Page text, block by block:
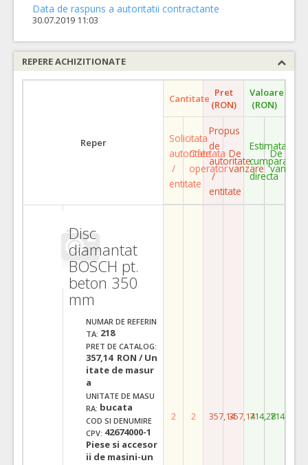
Data de raspuns a autoritatii contractante
30.07.2019 11:03
REPERE ACHIZITIONATE
Reper
Cantitate Pret
(RON)
Valoare
(RON)
Solicitata
autoritate
/
entitate
Ofertata
operator
Propus
de
autoritate
/
entitate
De
vanzare
Estimata
cumparare
directa
De
vanzare
Disc
diamantat
BOSCH pt.
beton 350
mm
NUMAR DE REFERIN
TA: 218
PRET DE CATALOG:
357,14 RON / Un
itate de masur
a
UNITATE DE MASU
RA: bucata
COD SI DENUMIRE
CPV: 42674000-1
Piese si accesor
ii de masini-un
2 2 357,14357,14714,28714,28